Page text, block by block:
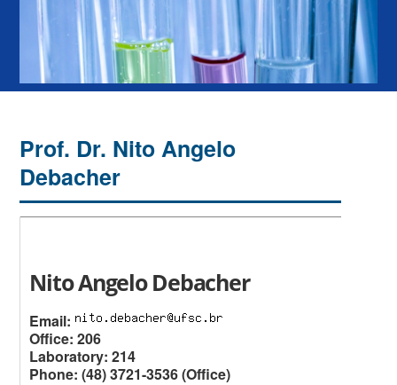
Prof. Dr. Nito Angelo
Debacher
Nito Angelo Debacher
Email:
Office: 206
Laboratory: 214
Phone: (48) 3721-3536 (Office)